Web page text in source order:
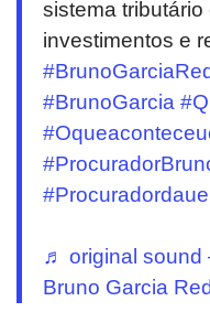
sistema
investimentos e
#BrunoGarcia
♬ original sound
Bruno Garcia